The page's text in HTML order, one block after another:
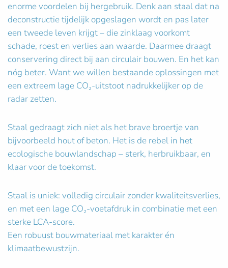
enorme voordelen bij hergebruik. Denk aan staal dat na
deconstructie tijdelijk opgeslagen wordt en pas later
een tweede leven krijgt – die zinklaag voorkomt
schade, roest en verlies aan waarde. Daarmee draagt
conservering direct bij aan circulair bouwen. En het kan
nóg beter. Want we willen bestaande oplossingen met
een extreem lage CO₂-uitstoot nadrukkelijker op de
radar zetten.
Staal gedraagt zich niet als het brave broertje van
bijvoorbeeld hout of beton. Het is de rebel in het
ecologische bouwlandschap – sterk, herbruikbaar, en
klaar voor de toekomst.
Staal is uniek: volledig circulair zonder kwaliteitsverlies,
en met een lage CO₂-voetafdruk in combinatie met een
sterke LCA-score.
Een robuust bouwmateriaal met karakter én
klimaatbewustzijn.